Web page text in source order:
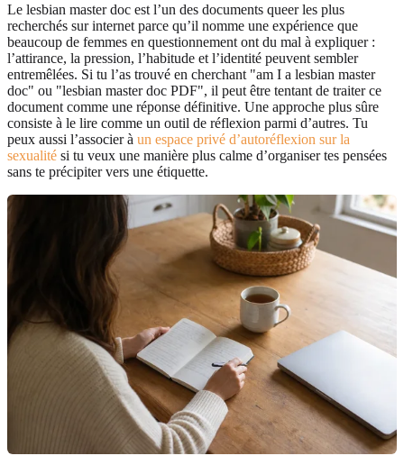
Le lesbian master doc est l’un des documents queer les plus
recherchés sur internet parce qu’il nomme une expérience que
beaucoup de femmes en questionnement ont du mal à expliquer :
l’attirance, la pression, l’habitude et l’identité peuvent sembler
entremêlées. Si tu l’as trouvé en cherchant "am I a lesbian master
doc" ou "lesbian master doc PDF", il peut être tentant de traiter ce
document comme une réponse définitive. Une approche plus sûre
consiste à le lire comme un outil de réflexion parmi d’autres. Tu
peux aussi l’associer à un espace privé d’autoréflexion sur la
sexualité si tu veux une manière plus calme d’organiser tes pensées
sans te précipiter vers une étiquette.